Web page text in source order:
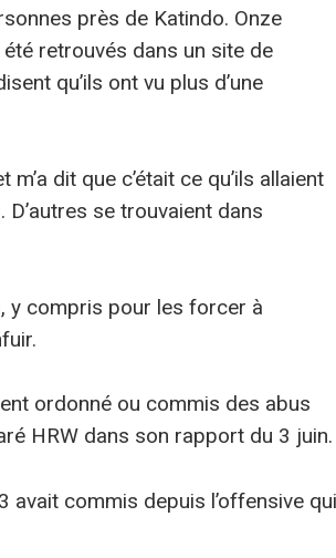
près de Katindo. Onze
retrouvés dans un site de
qu’ils ont vu plus d’une
dit que c’était ce qu’ils allaient
D’autres se trouvaient dans
y compris pour les forcer à
ordonné ou commis des abus
HRW dans son rapport du 3 juin.
avait commis depuis l’offensive qui